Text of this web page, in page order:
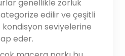
genellikle zorluk
edilir ve çeşitli
seviyelerine
eder.